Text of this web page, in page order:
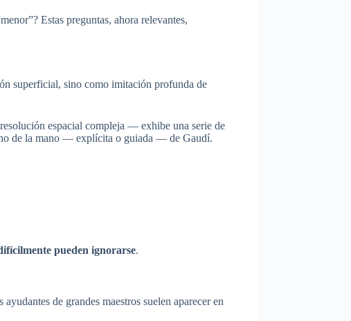
Estas preguntas, ahora relevantes,
superficial, sino como imitación profunda de
espacial compleja — exhibe una serie de
de la mano — explícita o guiada — de Gaudí.
pueden ignorarse.
de grandes maestros suelen aparecer en